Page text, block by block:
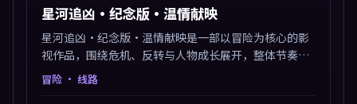
星河追凶·纪念版·温情献映
星河追凶·纪念版·温情献映是一部以冒险为核心的影
视作品，围绕危机、反转与人物成长展开，整体节奏紧
凑，值得推荐观看。
冒险 · 线路